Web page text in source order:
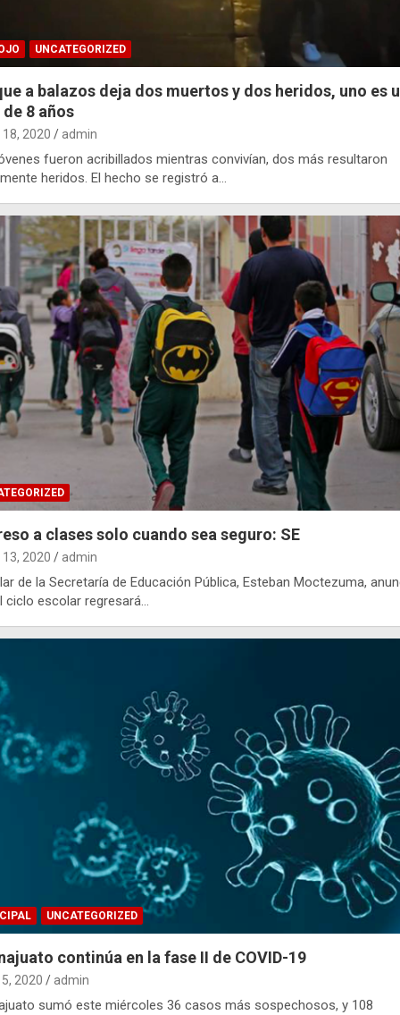
UNCATEGORIZED
a balazos deja dos muertos y dos heridos, uno es
8 años
2020 admin
fueron acribillados mientras convivían, dos más resultaron
heridos. El hecho se registró a…
a clases solo cuando sea seguro: SE
2020 admin
de la Secretaría de Educación Pública, Esteban Moctezuma,
ciclo escolar regresará…
UNCATEGORIZED
continúa en la fase II de COVID-19
2020 admin
sumó este miércoles 36 casos más sospechosos, y 108